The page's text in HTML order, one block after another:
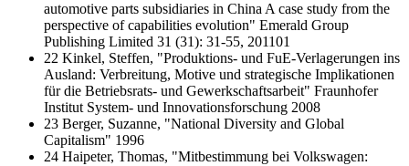
automotive parts subsidiaries in China A case study from the
perspective of capabilities evolution" Emerald Group
Publishing Limited 31 (31): 31-55, 201101
22 Kinkel, Steffen, "Produktions- und FuE-Verlagerungen ins
Ausland: Verbreitung, Motive und strategische Implikationen
für die Betriebsrats- und Gewerkschaftsarbeit" Fraunhofer
Institut System- und Innovationsforschung 2008
23 Berger, Suzanne, "National Diversity and Global
Capitalism" 1996
24 Haipeter, Thomas, "Mitbestimmung bei Volkswagen: